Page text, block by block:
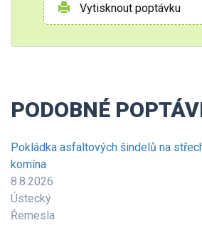
Vytisknout poptávku
PODOBNÉ
Pokládka asfaltových šindelů na
komína
8.8.2026
Ústecký
Řemesla